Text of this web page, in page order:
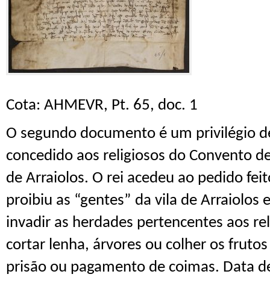
Cota: AHMEVR, Pt. 65, doc. 1
O segundo documento é um privilégio
concedido aos religiosos do Convento
de Arraiolos. O rei acedeu ao pedido
proibiu as “gentes” da vila de Arraiolos
invadir as herdades pertencentes aos
cortar lenha, árvores ou colher os
prisão ou pagamento de coimas. Data